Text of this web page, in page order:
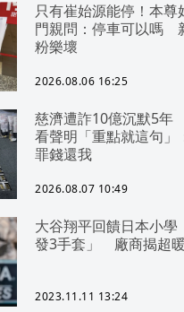
只有崔始源能停！本尊
門親問：停車可以嗎
粉樂壞
2026.08.06 16:25
慈濟遭詐10億沉默5
看聲明「重點就這句」
罪錢還我
2026.08.07 10:49
大谷翔平回饋日本小學
發3手套」 廠商揭超
2023.11.11 13:24